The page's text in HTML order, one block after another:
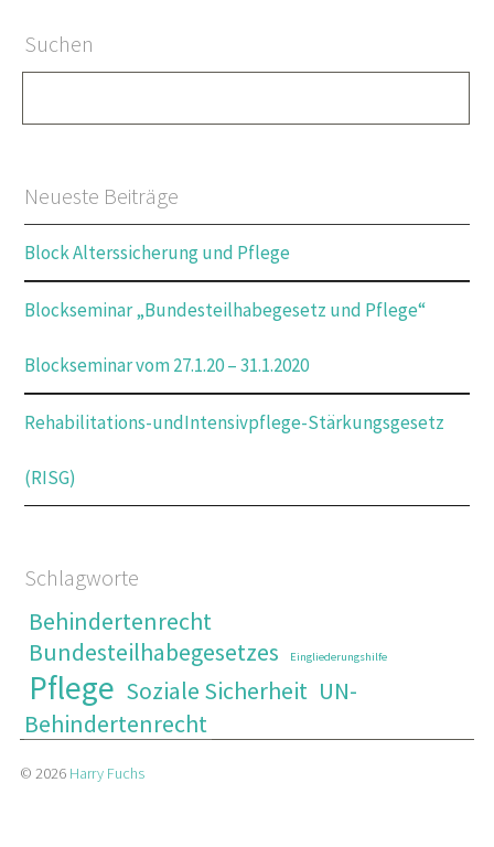
Suchen
Neueste Beiträge
Block Alterssicherung und Pflege
Blockseminar „Bundesteilhabegesetz und Pflege“
Blockseminar vom 27.1.20 – 31.1.2020
Rehabilitations-undIntensivpflege-Stärkungsgesetz
(RISG)
Schlagworte
Behindertenrecht
Bundesteilhabegesetzes
Eingliederungshilfe
Pflege Soziale Sicherheit UN-
Behindertenrecht
© 2026 Harry Fuchs